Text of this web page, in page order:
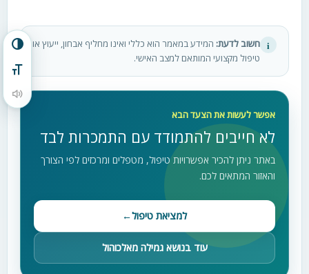
הפעל/כבה ניגודיות גבוהה
מתג גודל גופן
הקראת תוכן העמוד
i חשוב לדעת: המידע במאמר הוא כללי ואינו מחליף אבחון, ייעוץ או
טיפול מקצועי המותאם למצב האישי.
אפשר לעשות את הצעד הבא
לא חייבים להתמודד עם התמכרות לבד
באתר ניתן להכיר אפשרויות טיפול, מטפלים ומרכזים לפי הצורך
והאזור המתאים לכם.
למציאת טיפול←
עוד בנושא גמילה מאלכוהול